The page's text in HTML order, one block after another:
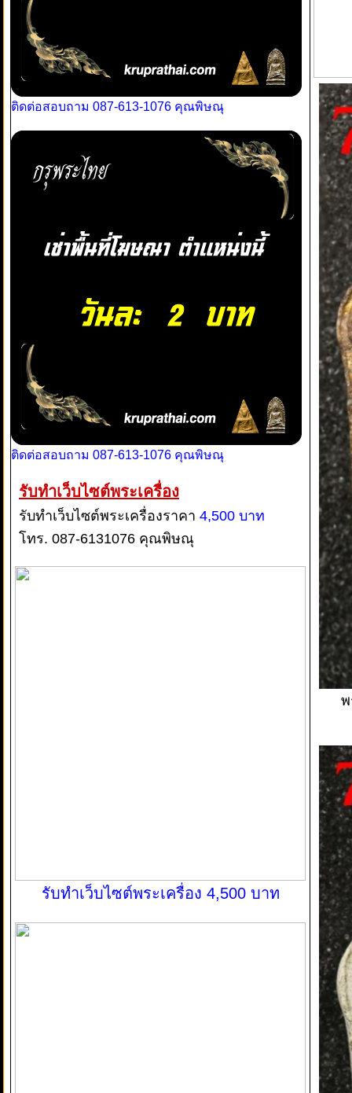
ติดต่อสอบถาม 087-613-1076 คุณพิษณุ
ติดต่อสอบถาม 087-613-1076 คุณพิษณุ
รับทำเว็บไซต์พระเครื่อง
รับทำเว็บไซต์พระเครื่องราคา 4,500 บาท
โทร. 087-6131076 คุณพิษณุ
รับทำเว็บไซต์พระเครื่อง 4,500 บาท
พ